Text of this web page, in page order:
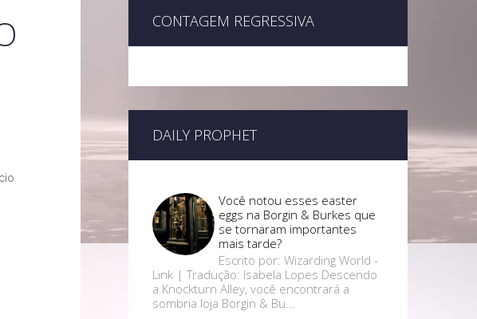
CONTAGEM REGRESSIVA
DAILY PROPHET
Você notou esses easter
eggs na Borgin & Burkes que
se tornaram importantes
mais tarde?
Escrito por: Wizarding World -
Link | Tradução: Isabela Lopes Descendo
a Knockturn Alley, você encontrará a
sombria loja Borgin & Bu...